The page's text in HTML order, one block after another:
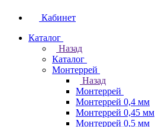
Кабинет
Каталог
Назад
Каталог
Монтеррей
Назад
Монтеррей
Монтеррей 0,4 мм
Монтеррей 0,45 мм
Монтеррей 0,5 мм